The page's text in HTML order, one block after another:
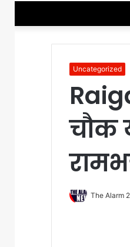
Uncategorized
चौक
The Alarm